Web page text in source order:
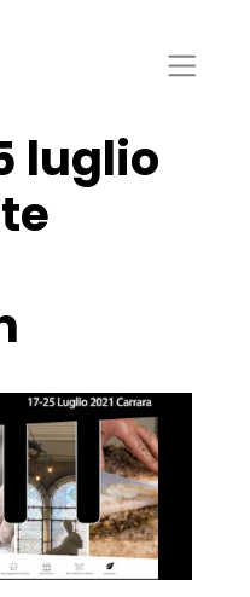
luglio